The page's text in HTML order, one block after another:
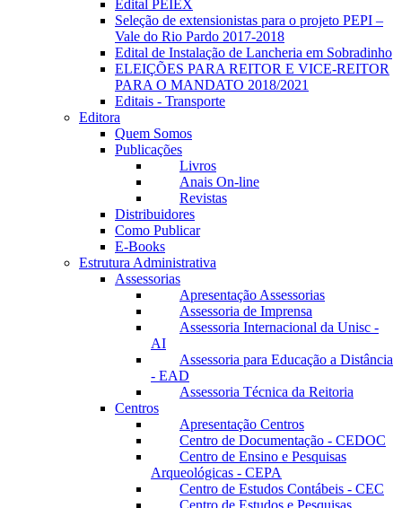
Edital PEIEX
Seleção de extensionistas para o projeto PEPI –
Vale do Rio Pardo 2017-2018
Edital de Instalação de Lancheria em Sobradinho
ELEIÇÕES PARA REITOR E VICE-REITOR
PARA O MANDATO 2018/2021
Editais - Transporte
Editora
Quem Somos
Publicações
Livros
Anais On-line
Revistas
Distribuidores
Como Publicar
E-Books
Estrutura Administrativa
Assessorias
Apresentação Assessorias
Assessoria de Imprensa
Assessoria Internacional da Unisc -
AI
Assessoria para Educação a Distância
- EAD
Assessoria Técnica da Reitoria
Centros
Apresentação Centros
Centro de Documentação - CEDOC
Centro de Ensino e Pesquisas
Arqueológicas - CEPA
Centro de Estudos Contábeis - CEC